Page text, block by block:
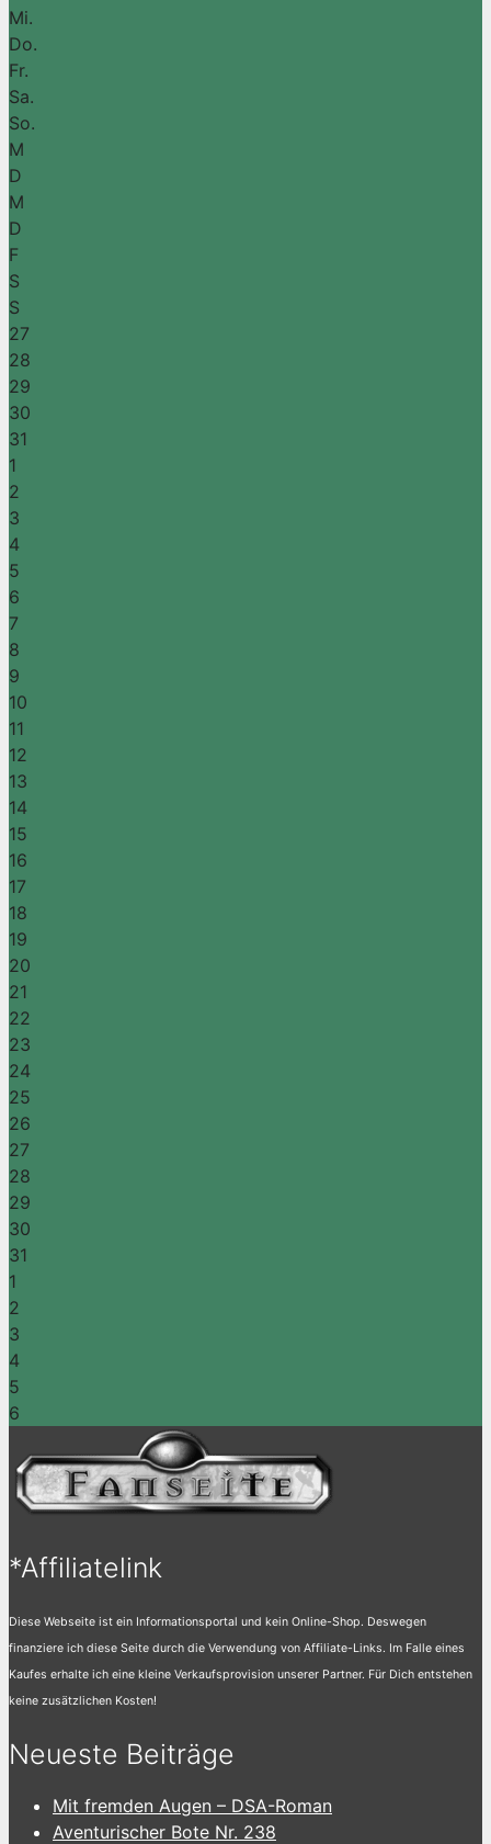
Mi.
Do.
Fr.
Sa.
So.
M
D
M
D
F
S
S
27
28
29
30
31
1
2
3
4
5
6
7
8
9
10
11
12
13
14
15
16
17
18
19
20
21
22
23
24
25
26
27
28
29
30
31
1
2
3
4
5
6
*Affiliatelink
Diese Webseite ist ein Informationsportal und kein Online-Shop. Deswegen
finanziere ich diese Seite durch die Verwendung von Affiliate-Links. Im Falle eines
Kaufes erhalte ich eine kleine Verkaufsprovision unserer Partner. Für Dich entstehen
keine zusätzlichen Kosten!
Neueste Beiträge
Mit fremden Augen – DSA-Roman
Aventurischer Bote Nr. 238